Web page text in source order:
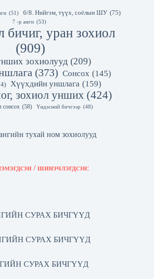
(51) 6/8. Нийгэм, түүх, соёлын ШУ (75)
7 -р анги (53)
бичиг, уран зохиол
(909)
зохиолууд (209)
(373) Сонсох (145)
Хүүхдийн уншлага (159)
зохиол унших (424)
сонсох (58) Үндэсний бичгээр (48)
тухай ном зохиолууд
/ шинэчлэгдсэн:
СУРАХ БИЧГҮҮД
СУРАХ БИЧГҮҮД
СУРАХ БИЧГҮҮД